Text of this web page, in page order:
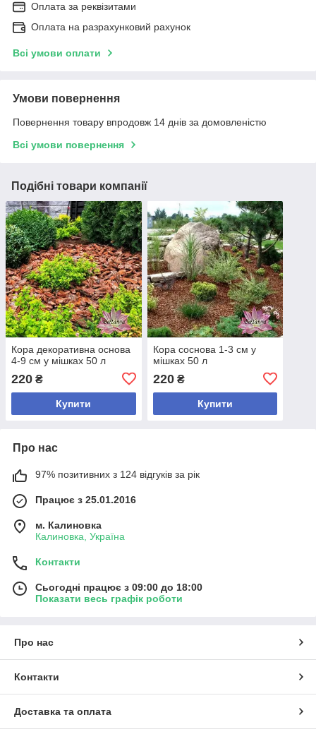
Оплата за реквізитами
Оплата на разрахунковий рахунок
Всі умови оплати
Умови повернення
Повернення товару впродовж 14 днів за домовленістю
Всі умови повернення
Подібні товари компанії
Кора декоративна основа
4-9 см у мішках 50 л
220 ₴
Купити
Кора соснова 1-3 см у
мішках 50 л
220₴
Купити
Про нас
97% позитивних з 124 відгуків за рік
Працює з 25.01.2016
м. Калиновка
Калиновка, Україна
Контакти
Сьогодні працює з 09:00 до 18:00
Показати весь графік роботи
Про нас
Контакти
Доставка та оплата